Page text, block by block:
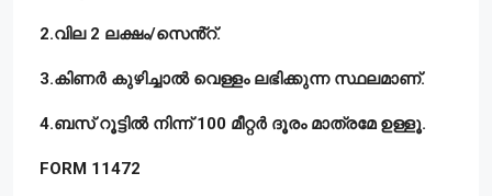
2.വില 2 ലക്ഷം/സെൻ്റ്.
3.കിണർ കുഴിച്ചാൽ വെള്ളം ലഭിക്കുന്ന സ്ഥലമാണ്.
4.ബസ് റൂട്ടിൽ നിന്ന് 100 മീറ്റർ ദൂരം മാത്രമേ ഉള്ളൂ.
FORM 11472